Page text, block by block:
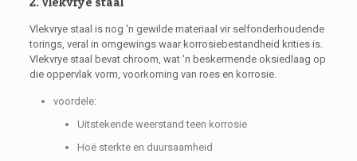
Vlekvrye staal is nog 'n gewilde materiaal vir selfonderhoudende
torings, veral in omgewings waar korrosiebestandheid krities is.
Vlekvrye staal bevat chroom, wat 'n beskermende oksiedlaag op
die oppervlak vorm, voorkoming van roes en korrosie.
voordele:
Uitstekende weerstand teen korrosie
Hoë sterkte en duursaamheid